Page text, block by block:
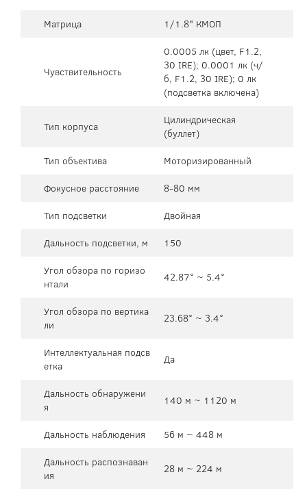
Матрица 1/1.8" КМОП
Чувствительность
0.0005 лк (цвет, F1.2,
30 IRE); 0.0001 лк (ч/
б, F1.2, 30 IRE); 0 лк
(подсветка включена)
Тип корпуса
Цилиндрическая
(буллет)
Тип объектива
Моторизированный
Фокусное расстояние
8-80 мм
Тип подсветки
Двойная
Дальность подсветки, м
150
Угол обзора по горизо
нтали
42.87° ~ 5.4°
Угол обзора по вертика
ли
23.68° ~ 3.4°
Интеллектуальная подсв
етка
Да
Дальность обнаружени
я
140 м ~ 1120 м
Дальность наблюдения
56 м ~ 448 м
Дальность распознаван
ия
28 м ~ 224 м